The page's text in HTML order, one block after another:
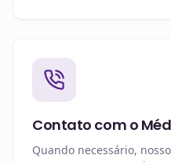
Contato com o
Quando necessário,